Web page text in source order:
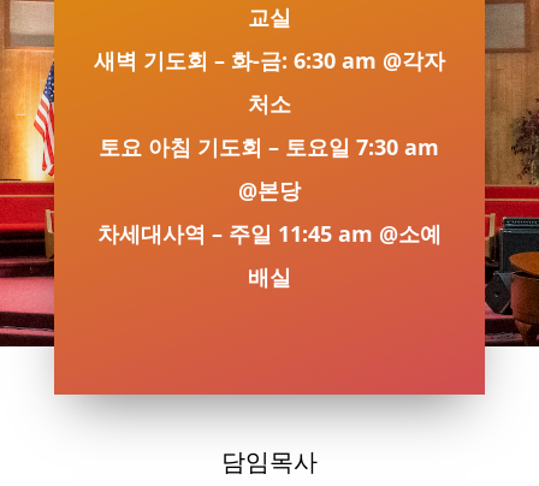
교실
새벽 기도회 – 화-금: 6:30 am @각자
처소
토요 아침 기도회 – 토요일 7:30 am
@본당
차세대사역 – 주일 11:45 am @소예
배실
담임목사